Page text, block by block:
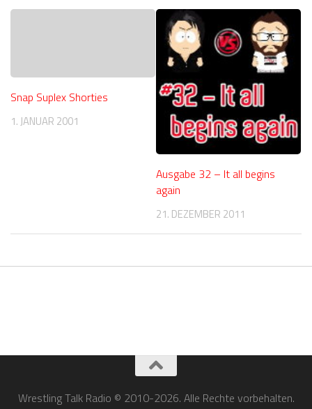
Snap Suplex Shorties
1. JANUAR 2001
Ausgabe 32 – It all begins
again
21. DEZEMBER 2011
Wrestling Talk Radio © 2010-2026. Alle Rechte vorbehalten.